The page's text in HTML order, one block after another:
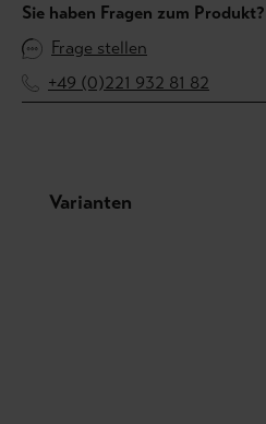
Sie haben Fragen zum Produkt?
Frage stellen
+49 (0)221 932 81 82
Produktgalerie überspringen
Varianten